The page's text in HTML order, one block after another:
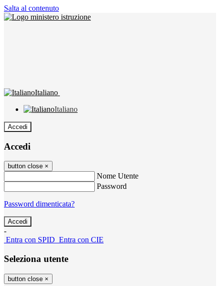
Salta al contenuto
Italiano
Italiano
Accedi
Accedi
button close ×
Nome Utente
Password
Password dimenticata?
-
Entra con SPID Entra con CIE
Seleziona utente
button close ×